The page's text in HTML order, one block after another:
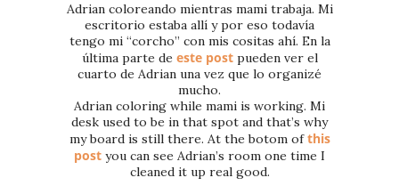
Adrian coloreando mientras mami trabaja. Mi
escritorio estaba allí y por eso todavía
tengo mi “corcho” con mis cositas ahí. En la
última parte de este postpueden ver el
cuarto de Adrian una vez que lo organizé
mucho.
Adrian coloring while mami is working. Mi
desk used to be in that spot and that’s why
my board is still there. At the botom ofthis
post you can see Adrian’s room one time I
cleaned it up real good.